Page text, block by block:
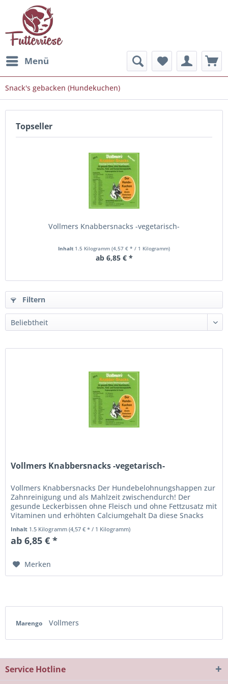
Menü
Snack's gebacken (Hundekuchen)
Topseller
Vollmers Knabbersnacks -vegetarisch-
Inhalt 1.5 Kilogramm (4,57 € * / 1 Kilogramm)
ab 6,85 € *
Filtern
Vollmers Knabbersnacks -vegetarisch-
Vollmers Knabbersnacks Der Hundebelohnungshappen zur
Zahnreinigung und als Mahlzeit zwischendurch! Der
gesunde Leckerbissen ohne Fleisch und ohne Fettzusatz mit
Vitaminen und erhöhten Calciumgehalt Da diese Snacks
kein Fleisch enthalten,...
Inhalt 1.5 Kilogramm(4,57 € * / 1 Kilogramm)
ab 6,85 € *
Merken
Marengo Vollmers
Service Hotline